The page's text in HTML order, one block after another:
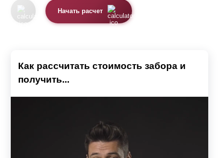
Начать расчет
Как рассчитать стоимость забора и
получить...